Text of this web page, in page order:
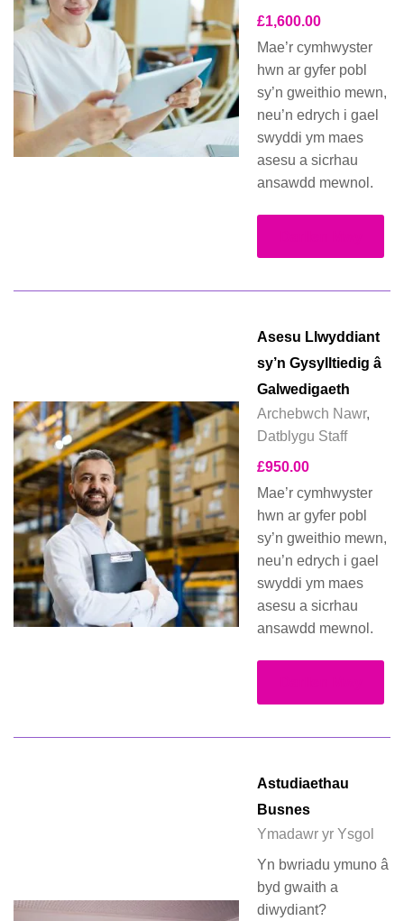
£1,600.00
Mae’r cymhwyster
hwn ar gyfer pobl
sy’n gweithio mewn,
neu’n edrych i gael
swyddi ym maes
asesu a sicrhau
ansawdd mewnol.
Asesu Llwyddiant
sy’n Gysylltiedig â
Galwedigaeth
Archebwch Nawr,
Datblygu Staff
£950.00
Mae’r cymhwyster
hwn ar gyfer pobl
sy’n gweithio mewn,
neu’n edrych i gael
swyddi ym maes
asesu a sicrhau
ansawdd mewnol.
Astudiaethau
Busnes
Ymadawr yr Ysgol
Yn bwriadu ymuno â
byd gwaith a
diwydiant?